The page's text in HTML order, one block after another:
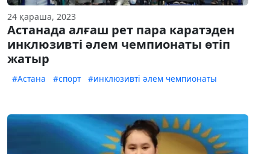
24 қараша, 2023
Астанада алғаш рет пара каратэден
инклюзивті әлем чемпионаты өтіп
жатыр
#Астана #спорт #инклюзивті әлем чемпионаты